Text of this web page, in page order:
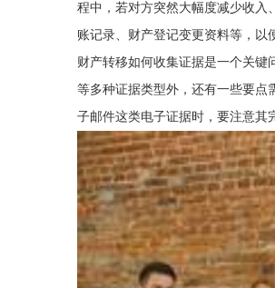
程中，若对方突然大幅度减少收入
账记录、财产登记变更资料等，以
财产转移如何收集证据是一个关键
等多种证据类型外，还有一些要点
子邮件这类电子证据时，要注意其